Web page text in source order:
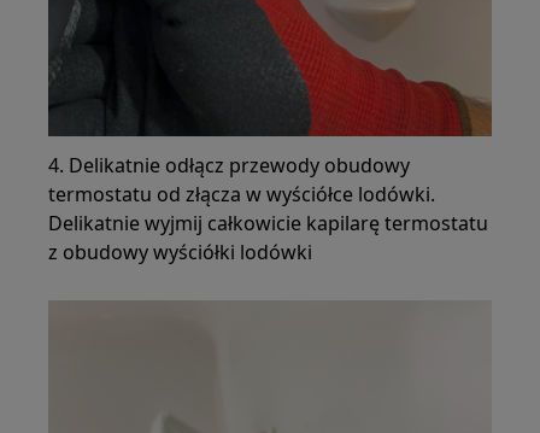
4. Delikatnie odłącz przewody obudowy
termostatu od złącza w wyściółce lodówki.
Delikatnie wyjmij całkowicie kapilarę termostatu
z obudowy wyściółki lodówki